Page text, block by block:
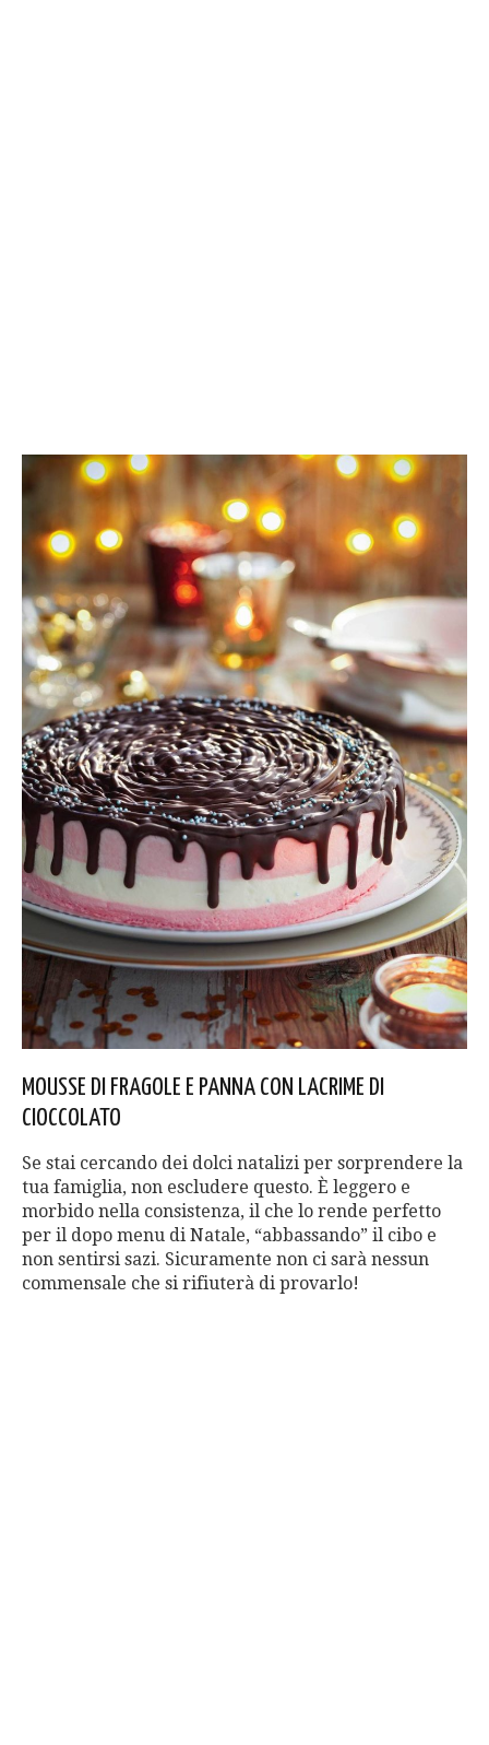
MOUSSE DI FRAGOLE E PANNA CON LACRIME DI
CIOCCOLATO
Se stai cercando dei dolci natalizi per sorprendere la
tua famiglia, non escludere questo. È leggero e
morbido nella consistenza, il che lo rende perfetto
per il dopo menu di Natale, “abbassando” il cibo e
non sentirsi sazi. Sicuramente non ci sarà nessun
commensale che si rifiuterà di provarlo!